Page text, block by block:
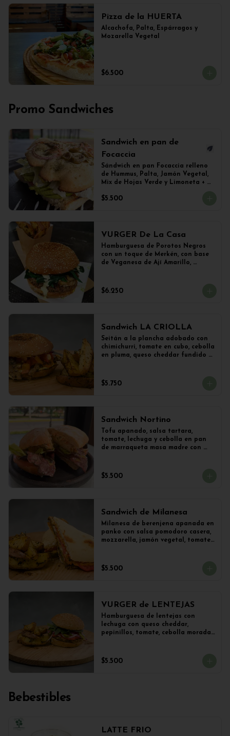
Pizza de la HUERTA
Alcachofa, Palta, Espárragos y
Mozarella Vegetal
$6.500
Promo Sandwiches
Sandwich en pan de
Focaccia
Sándwich en pan Focaccia relleno
de Hummus, Palta, Jamón Vegetal,
Mix de Hojas Verde y Limoneta +
$5.500
VURGER De La Casa
Hamburguesa de Porotos Negros
con un toque de Merkén, con base
de Veganesa de Ají Amarillo,
salteados con cebolla
caramelizada y lechuga con
$6.250
Sandwich LA CRIOLLA
Seitán a la plancha adobado con
chimichurri, tomate en cubo, cebolla
en pluma, queso cheddar fundido y
$5.750
Sandwich Nortino
Tofu apanado, salsa tartara,
tomate, lechuga y cebolla en pan
de marraqueta masa madre con
$5.500
Sandwich de Milanesa
Milanesa de berenjena apanada en
panko con salsa pomodoro casera,
mozzarella, jamón vegetal, tomate,
$5.500
VURGER de LENTEJAS
Hamburguesa de lentejas con
lechuga con queso cheddar,
pepinillos, tomate, cebolla morada
$5.500
Bebestibles
LATTE FRIO